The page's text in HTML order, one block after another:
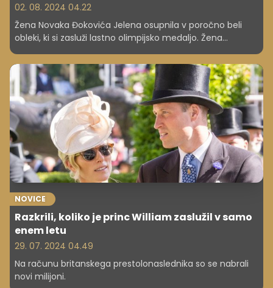
02. 08. 2024 04.22
Žena Novaka Đokovića Jelena osupnila v poročno beli
obleki, ki si zasluži lastno olimpijsko medaljo. Žena
srbskega teniškega igralca je bila pred moževim
nastopom na olimpijskih igrah 2024 v Parizu videti
odlično.
NOVICE
Razkrili, koliko je princ William zaslužil v samo
enem letu
29. 07. 2024 04.49
Na računu britanskega prestolonaslednika so se nabrali
novi milijoni.